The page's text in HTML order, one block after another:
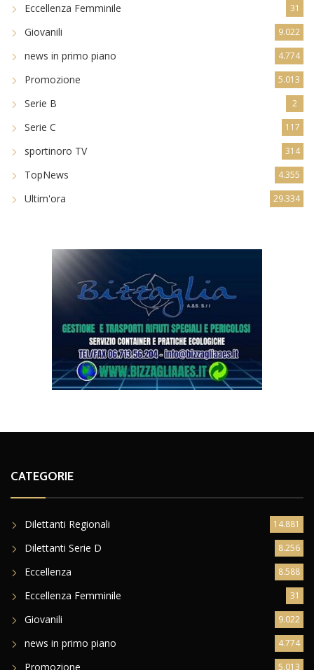
Eccellenza Femminile 31
Giovanili 9.022
news in primo piano 4.774
Promozione 5.013
Serie B 2
Serie C 117
sportinoro TV 314
TopNews 4.355
Ultim'ora 29.334
CATEGORIE
Dilettanti Regionali 14.881
Dilettanti Serie D 8.256
Eccellenza 8.588
Eccellenza Femminile 31
Giovanili 9.022
news in primo piano 4.774
Promozione 5.013